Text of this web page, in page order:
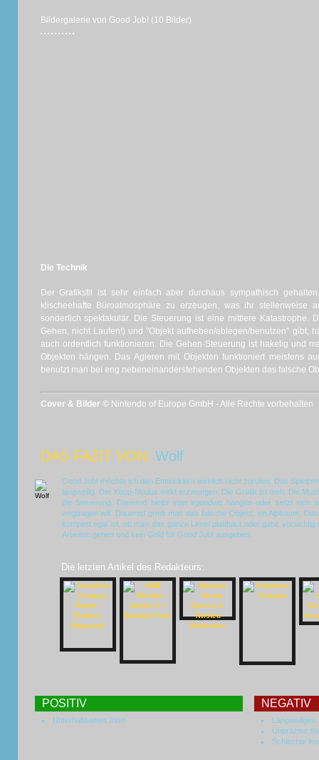
Bildergalerie von Good Job! (10 Bilder)
Die Technik
Der Grafikstil ist sehr einfach aber durchaus sympathisch
klischeehafte Büroatmosphäre zu erzeugen, was ihr stellenweise
sonderlich spektakulär. Die Steuerung ist eine mittlere Katastrophe.
Gehen, nicht Laufen!) und "Objekt aufheben/ablegen/benutzen" gibt,
auch ordentlich funktionieren. Die Gehen-Steuerung ist hakelig und
Objekten hängen. Das Agieren mit Objekten funktioniert meistens
benutzt man bei eng nebeneinanderstehenden Objekten das falsche
Cover & Bilder © Nintendo of Europe GmbH - Alle Rechte vorbehalten
DAS FAZIT VON: Wolf
Good Job! möchte ich den Entwicklern wirklich nicht zurufen. Das
langweilig. Der Koop-Modus wirkt erzwungen. Die Grafik ist meh. Die
die Steuerung. Dauernd bleibt man irgendwo hängen oder setzt sich
wegtragen will. Dauernd greift man das falsche Objekt; ein Alptraum.
komplett egal ist, ob man das ganze Level platthaut oder ganz
Arbeiten gehen und kein Geld für Good Job! ausgeben.
Die letzten Artikel des Redakteurs:
POSITIV NEGATIV
Unterhaltsames Intro
Langweiliges
Unpräzise
Schlechte